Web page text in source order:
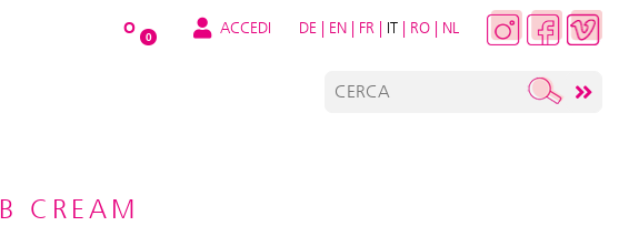
O 0 ACCEDI DE | EN | FR | IT | RO | NL
CREAM